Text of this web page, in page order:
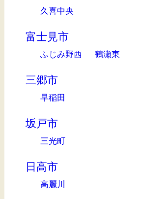
久喜中央
富士見市
ふじみ野西 鶴瀬東
三郷市
早稲田
坂戸市
三光町
日高市
高麗川